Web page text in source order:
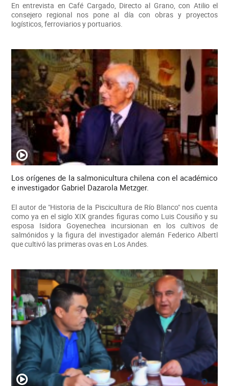
En entrevista en Café Cargado, Directo al Grano, con Atilio el
consejero regional nos pone al día con obras y proyectos
logísticos, ferroviarios y portuarios.
Los orígenes de la salmonicultura chilena con el académico
e investigador Gabriel Dazarola Metzger.
El autor de "Historia de la Piscicultura de Río Blanco" nos cuenta
como ya en el siglo XIX grandes figuras como Luis Cousiño y su
esposa Isidora Goyenechea incursionan en los cultivos de
salmónidos y la figura del investigador alemán Federico Albertl
que cultivó las primeras ovas en Los Andes.